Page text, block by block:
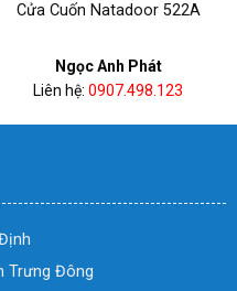
Cửa Cuốn Natadoor 522A
Ngọc Anh Phát
Liên hệ: 0907.498.123
Trưng Đông